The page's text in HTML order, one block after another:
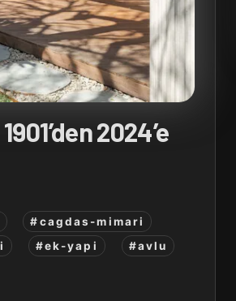
2024’e
#cagdas-mimari
#ek-yapi
#avlu